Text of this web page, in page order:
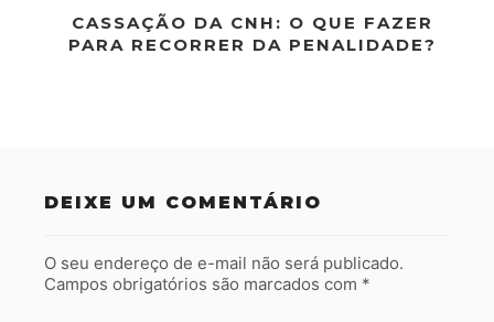
CASSAÇÃO DA CNH: O QUE FAZER
PARA RECORRER DA PENALIDADE?
DEIXE UM COMENTÁRIO
O seu endereço de e-mail não será publicado.
Campos obrigatórios são marcados com *